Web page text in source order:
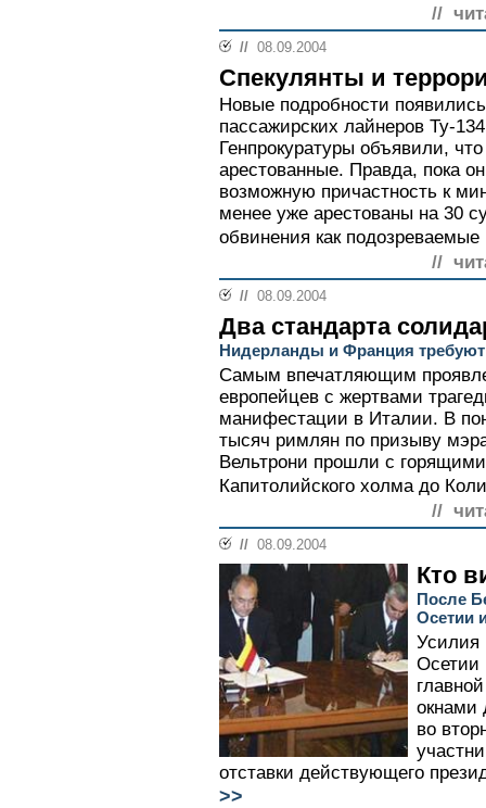
//
// 08.09.2004
Спекулянты и
Новые подробности
пассажирских лайнеров Ту-
Генпрокуратуры объявили,
арестованные. Правда, пока
возможную причастность к
менее уже арестованы на 30
обвинения как
//
// 08.09.2004
Два стандарта
Нидерланды и Франция требуют
Самым впечатляющим
европейцев с жертвами
манифестации в Италии. В
тысяч римлян по призыву
Вельтрони прошли с
Капитолийского холма до
//
// 08.09.2004
Кто
После
Осетии
Усилия
Осетии
окнами
во
отставки действующего
>>